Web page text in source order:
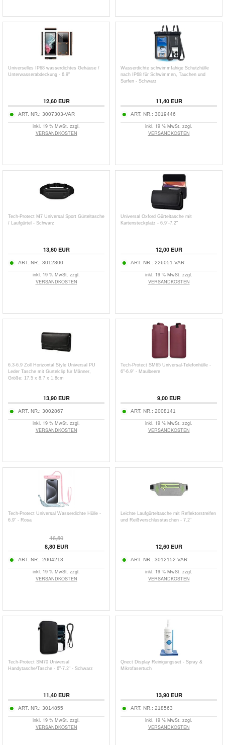
Universelles IP68 wasserdichtes Gehäuse /
Unterwasserabdeckung - 6.9"
12,60EUR
ART. NR.: 3007303-VAR
inkl. 19 % MwSt. zzgl.
VERSANDKOSTEN
Wasserdichte schwimmfähige Schutzhülle
nach IP68 für Schwimmen, Tauchen und
Surfen - Schwarz
11,40EUR
ART. NR.: 3019446
inkl. 19 % MwSt. zzgl.
VERSANDKOSTEN
Tech-Protect M7 Universal Sport Gürteltasche
/ Laufgürtel - Schwarz
13,60EUR
ART. NR.: 3012800
inkl. 19 % MwSt. zzgl.
VERSANDKOSTEN
Universal Oxford Gürteltasche mit
Kartensteckplatz - 6.9"-7.2"
12,00EUR
ART. NR.: 226051-VAR
inkl. 19 % MwSt. zzgl.
VERSANDKOSTEN
6.3-6.9 Zoll Horizontal Style Universal PU
Leder Tasche mit Gürtelclip für Männer,
Größe: 17.5 x 8.7 x 1.8cm
13,90EUR
ART. NR.: 3002867
inkl. 19 % MwSt. zzgl.
VERSANDKOSTEN
Tech-Protect SM65 Universal-Telefonhülle -
6"-6.9" - Maulbeere
9,00EUR
ART. NR.: 2008141
inkl. 19 % MwSt. zzgl.
VERSANDKOSTEN
Tech-Protect Universal Wasserdichte Hülle -
6.9" - Rosa
16,50
8,80EUR
ART. NR.: 2004213
inkl. 19 % MwSt. zzgl.
VERSANDKOSTEN
Leichte Laufgürteltasche mit Reflektorstreifen
und Reißverschlusstaschen - 7.2"
12,60EUR
ART. NR.: 3012152-VAR
inkl. 19 % MwSt. zzgl.
VERSANDKOSTEN
Tech-Protect SM70 Universal
Handytasche/Tasche - 6"-7.2" - Schwarz
11,40EUR
ART. NR.: 3014855
inkl. 19 % MwSt. zzgl.
VERSANDKOSTEN
Qnect Display Reinigungsset - Spray &
Mikrofasertuch
13,90EUR
ART. NR.: 218563
inkl. 19 % MwSt. zzgl.
VERSANDKOSTEN